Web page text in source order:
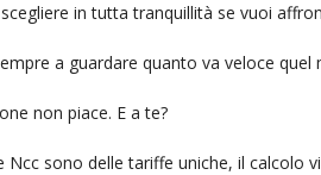
in tutta tranquillità se vuoi
a guardare quanto va veloce quel
non piace. E a te?
sono delle tariffe uniche, il calcolo